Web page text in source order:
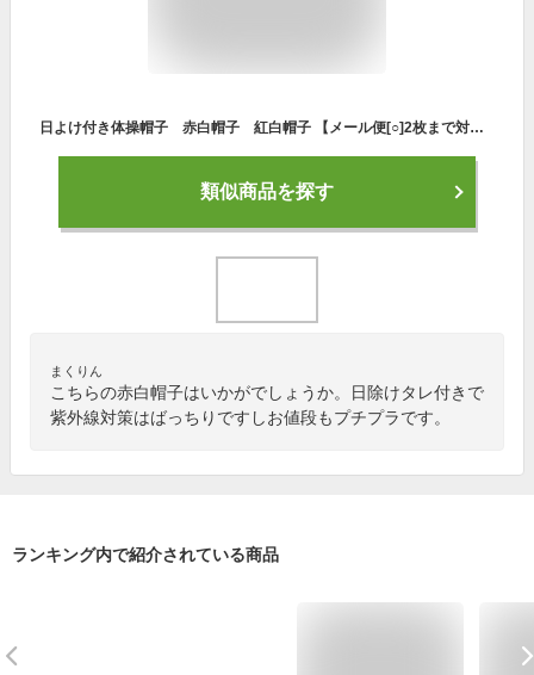
日よけ付き体操帽子 赤白帽子 紅白帽子 【メール便[○]2枚まで対応】
類似商品を探す
まくりん
こちらの赤白帽子はいかがでしょうか。日除けタレ付きで
紫外線対策はばっちりですしお値段もプチプラです。
ランキング内で紹介されている商品